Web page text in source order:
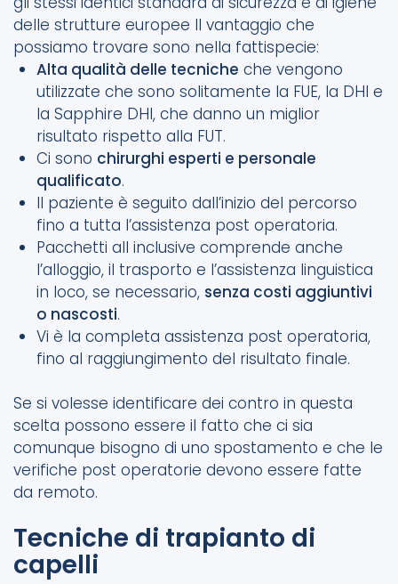
delle strutture europee Il vantaggio che
possiamo trovare sono nella fattispecie:
Alta qualità delle tecniche che vengono
utilizzate che sono solitamente la FUE, la DHI e
la Sapphire DHI, che danno un miglior
risultato rispetto alla FUT.
Ci sono chirurghi esperti e personale
qualificato.
Il paziente è seguito dall’inizio del percorso
fino a tutta l’assistenza post operatoria.
Pacchetti all inclusive comprende anche
l’alloggio, il trasporto e l’assistenza linguistica
in loco, se necessario, senza costi aggiuntivi
o nascosti.
Vi è la completa assistenza post operatoria,
fino al raggiungimento del risultato finale.
Se si volesse identificare dei contro in questa
scelta possono essere il fatto che ci sia
comunque bisogno di uno spostamento e che le
verifiche post operatorie devono essere fatte
da remoto.
Tecniche di trapianto di
capelli